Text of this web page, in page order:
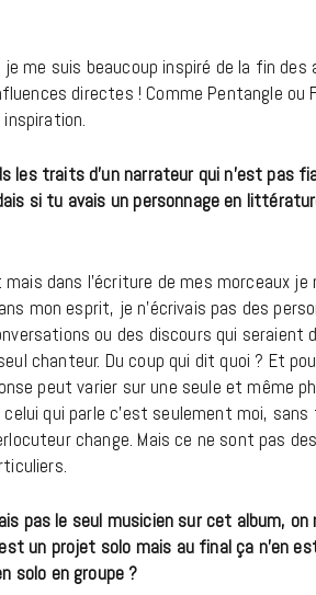
je me suis beaucoup inspiré de la fin des
directes ! Comme Pentangle ou
les traits d’un narrateur qui n’est pas
si tu avais un personnage en
dans l’écriture de mes morceaux je
mon esprit, je n’écrivais pas des
ou des discours qui seraient
chanteur. Du coup qui dit quoi ? Et
peut varier sur une seule et même
qui parle c’est seulement moi, sans
change. Mais ce ne sont pas
pas le seul musicien sur cet album, on
un projet solo mais au final ça n’en
solo en groupe ?
We Love
la